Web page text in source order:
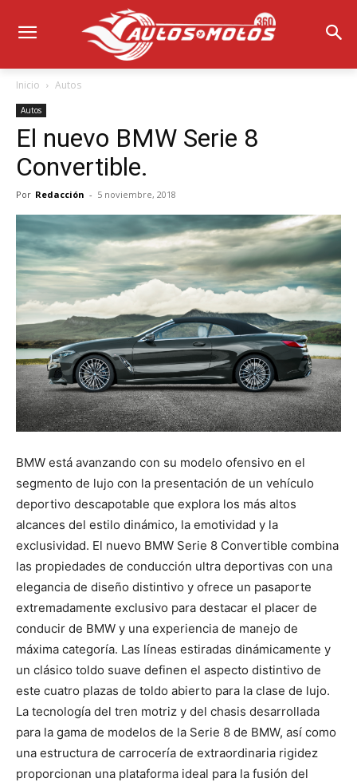
Inicio Autos
Autos
El nuevo BMW Serie 8
Convertible.
Por Redacción - 5 noviembre, 2018
BMW está avanzando con su modelo ofensivo en el
segmento de lujo con la presentación de un vehículo
deportivo descapotable que explora los más altos
alcances del estilo dinámico, la emotividad y la
exclusividad. El nuevo BMW Serie 8 Convertible combina
las propiedades de conducción ultra deportivas con una
elegancia de diseño distintivo y ofrece un pasaporte
extremadamente exclusivo para destacar el placer de
conducir de BMW y una experiencia de manejo de
máxima categoría. Las líneas estiradas dinámicamente y
un clásico toldo suave definen el aspecto distintivo de
este cuatro plazas de toldo abierto para la clase de lujo.
La tecnología del tren motriz y del chasis desarrollada
para la gama de modelos de la Serie 8 de BMW, así como
una estructura de carrocería de extraordinaria rigidez
proporcionan una plataforma ideal para la fusión del